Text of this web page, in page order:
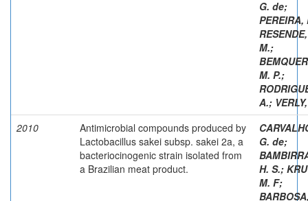
G. de;
PEREIRA,
M.;
M. P.;
A.;
2010
Antimicrobial compounds produced by
Lactobacillus sakei subsp. sakei 2a, a
bacteriocinogenic strain isolated from
a Brazilian meat product.
G. de;
H. S.;
M. F;